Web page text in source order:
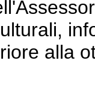
alla